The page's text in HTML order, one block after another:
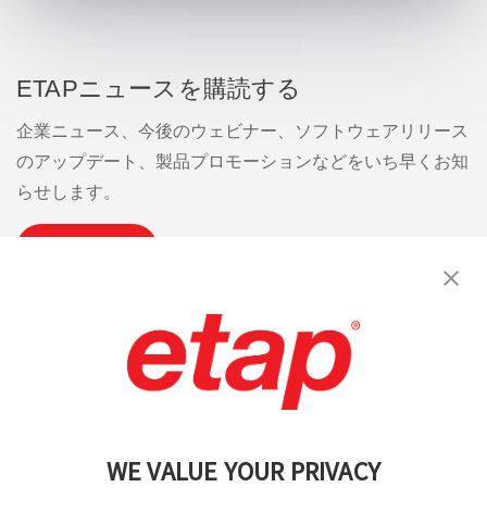
WE VALUE YOUR PRIVACY
ETAPニュースを購読する
企業ニュース、今後のウェビナー、ソフトウェアリリース
のアップデート、製品プロモーションなどをいち早くお知
らせします。
お問い合わせください。 | 利用規約
プライバシーポリシー | サイトマップ